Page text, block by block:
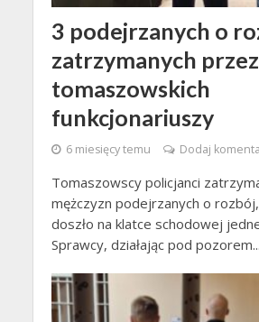
3 podejrzanych o
zatrzymanych przez
tomaszowskich
funkcjonariuszy
6 miesięcy temu Dodaj
Tomaszowscy policjanci
mężczyzn podejrzanych o
doszło na klatce schodowej
Sprawcy, działając pod pozorem...